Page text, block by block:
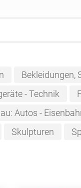
Bekleidungen,
- Technik
Autos -
Skulpturen